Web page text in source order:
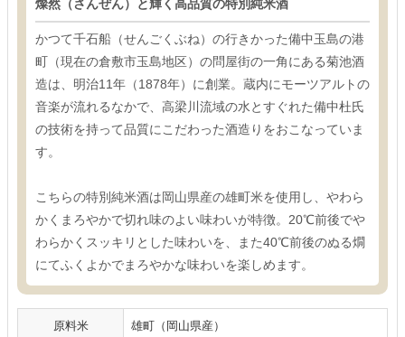
燦然（さんぜん）と輝く高品質の特別純米酒
かつて千石船（せんごくぶね）の行きかった備中玉島の港
町（現在の倉敷市玉島地区）の問屋街の一角にある菊池酒
造は、明治11年（1878年）に創業。蔵内にモーツアルトの
音楽が流れるなかで、高梁川流域の水とすぐれた備中杜氏
の技術を持って品質にこだわった酒造りをおこなっていま
す。
こちらの特別純米酒は岡山県産の雄町米を使用し、やわら
かくまろやかで切れ味のよい味わいが特徴。20℃前後でや
わらかくスッキリとした味わいを、また40℃前後のぬる燗
にてふくよかでまろやかな味わいを楽しめます。
原料米 雄町（岡山県産）